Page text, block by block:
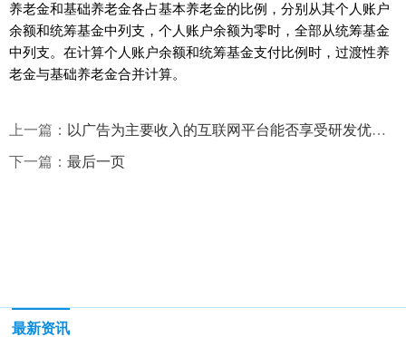
养老金和基础养老金各占基本养老金的比例，分别从其个人账户
余额和统筹基金中列支，个人账户余额为零时，全部从统筹基金
中列支。在计算个人账户余额和统筹基金支付比例时，过渡性养
老金与基础养老金合并计算。
上一篇： 以广告为主要收入的互联网平台能否享受研发优惠|环球热文
下一篇： 最后一页
最新资讯